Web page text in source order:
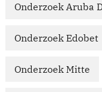
Onderzoek Aruba
Onderzoek Edobet
Onderzoek Mitte